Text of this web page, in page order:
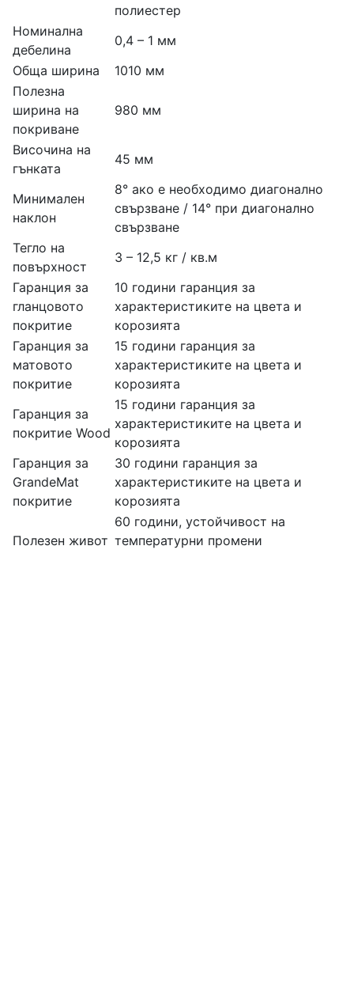
полиестер
Номинална
дебелина
0,4 – 1 мм
Обща ширина
1010 мм
Полезна
ширина на
покриване
980 мм
Височина на
гънката
45 мм
Минимален
наклон
8° ако е необходимо диагонално
свързване / 14° при диагонално
свързване
Тегло на
повърхност
3 – 12,5 кг / кв.м
Гаранция за
гланцовото
покритие
10 години гаранция за
характеристиките на цвета и
корозията
Гаранция за
матовото
покритие
15 години гаранция за
характеристиките на цвета и
корозията
Гаранция за
покритие Wood
15 години гаранция за
характеристиките на цвета и
корозията
Гаранция за
GrandeMat
покритие
30 години гаранция за
характеристиките на цвета и
корозията
Полезен живот
60 години, устойчивост на
температурни промени